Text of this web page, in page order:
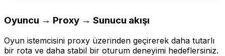
Oyuncu → Proxy → Sunucu akışı
Oyun istemcisini proxy üzerinden geçirerek daha tutarlı
bir rota ve daha stabil bir oturum deneyimi hedeflersiniz.